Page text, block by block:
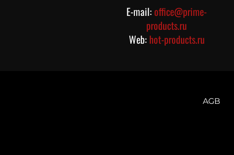
E-mail: office@prime-
products.ru
Web: hot-products.ru
AGB